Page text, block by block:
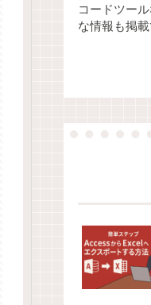
コードツー
な情報も掲載